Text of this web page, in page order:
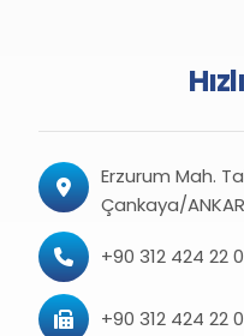
Erzurum Mah.
Çankaya/
+90 312 424 22
+90 312 424 22